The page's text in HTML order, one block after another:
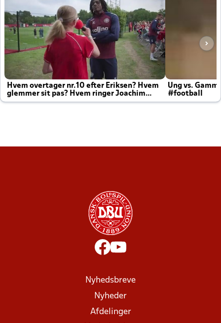
Hvem overtager nr.10 efter Eriksen? Hvem
glemmer sit pas? Hvem ringer Joachim
altid til efter kampe?
Ung vs.
#football
Nyhedsbreve
Nyheder
Afdelinger